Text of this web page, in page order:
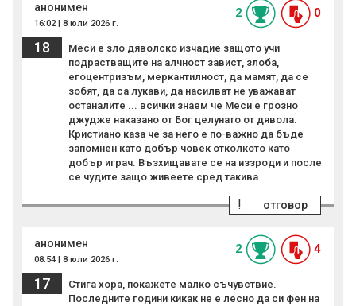
анонимен
16:02 | 8 юли 2026 г.
2 0
18
Меси е зло дяволско изчадие защото учи
подрастващите на алчност завист, злоба,
егоцентризъм, меркантилност, да мамят, да се
зобят, да са лукави, да насилват не уважават
останалите ... всички знаем че Меси е грозно
джудже наказано от Бог целунато от дявола.
Кристиано каза че за него е по-важно да бъде
запомнен като добър човек отколкото като
добър играч. Възхищавате се на иззроди и после
се чудите защо живеете сред такива
отговор
!
анонимен
08:54 | 8 юли 2026 г.
2 4
17
Стига хора, покажете малко съчувствие.
Последните години кикак не е лесно да си фен на